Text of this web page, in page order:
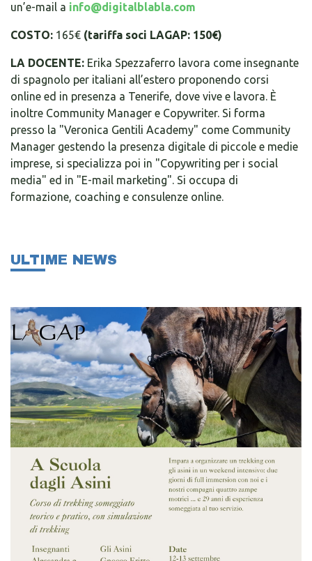
un’e-mail a info@digitalblabla.com
COSTO: 165€ (tariffa soci LAGAP: 150€)
LA DOCENTE: Erika Spezzaferro lavora come insegnante
di spagnolo per italiani all’estero proponendo corsi
online ed in presenza a Tenerife, dove vive e lavora. È
inoltre Community Manager e Copywriter. Si forma
presso la "Veronica Gentili Academy" come Community
Manager gestendo la presenza digitale di piccole e medie
imprese, si specializza poi in "Copywriting per i social
media" ed in "E-mail marketing". Si occupa di
formazione, coaching e consulenze online.
ULTIME NEWS